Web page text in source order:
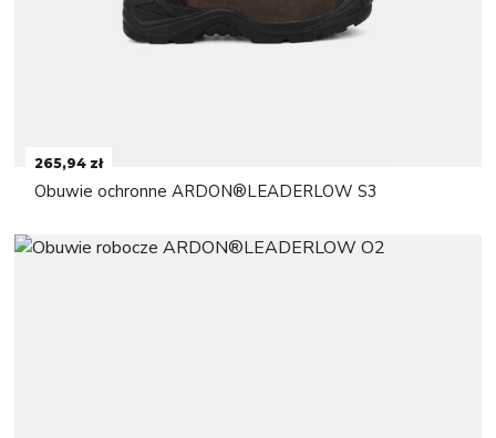
265,94 zł
Obuwie ochronne ARDON®LEADERLOW S3